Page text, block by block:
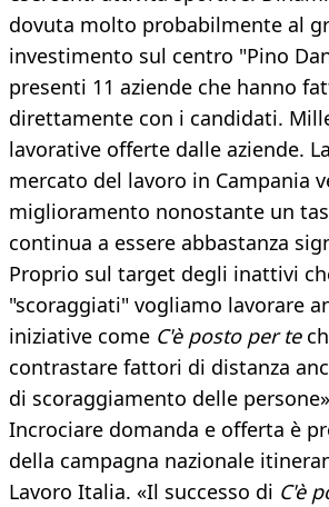
dovuta molto probabilmente al
investimento sul centro "Pino
presenti 11 aziende che hanno
direttamente con i candidati.
lavorative offerte dalle aziende.
mercato del lavoro in Campania
miglioramento nonostante un
continua a essere abbastanza
Proprio sul target degli inattivi
"scoraggiati" vogliamo lavorare
iniziative come C'è posto per te
contrastare fattori di distanza
di scoraggiamento delle
Incrociare domanda e offerta è
della campagna nazionale
Lavoro Italia. «Il successo di C'è